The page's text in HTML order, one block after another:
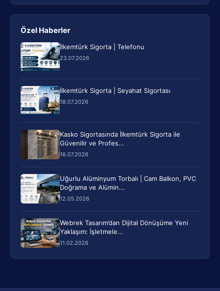
Özel Haberler
İlkemtürk Sigorta | Telefonu
23.07.2026
İlkemtürk Sigorta | Seyahat Sigortası
18.07.2026
Kasko Sigortasında İlkemtürk Sigorta ile
Güvenilir ve Profes...
16.07.2026
Uğurlu Alüminyum Torbalı | Cam Balkon, PVC
Doğrama ve Alümin...
12.05.2026
Webrek Tasarım’dan Dijital Dönüşüme Yeni
Yaklaşım: İşletmele...
11.02.2026